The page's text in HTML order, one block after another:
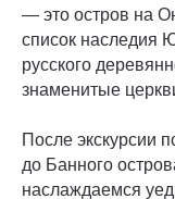
— это остров на
список
русского
знаменитые
После экскурсии
до Банного
наслаждаемся